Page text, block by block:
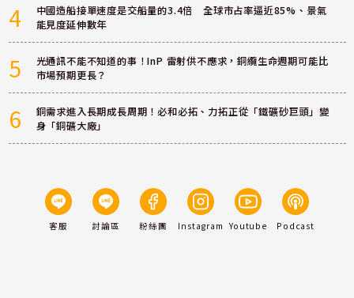
4
中國造船接單速度是交船量的3.4倍 全球市占率逼近85%、景氣
能見度延伸數年
5
光通訊不能不知道的事！InP 雷射供不應求，銅纜生命週期可能比
市場預期更長？
6
銅需求進入長期成長周期！必和必拓、力拓正從「鐵礦砂巨頭」變
身「銅礦大廠」
客服 討論區 粉絲團 Instagram Youtube Podcast